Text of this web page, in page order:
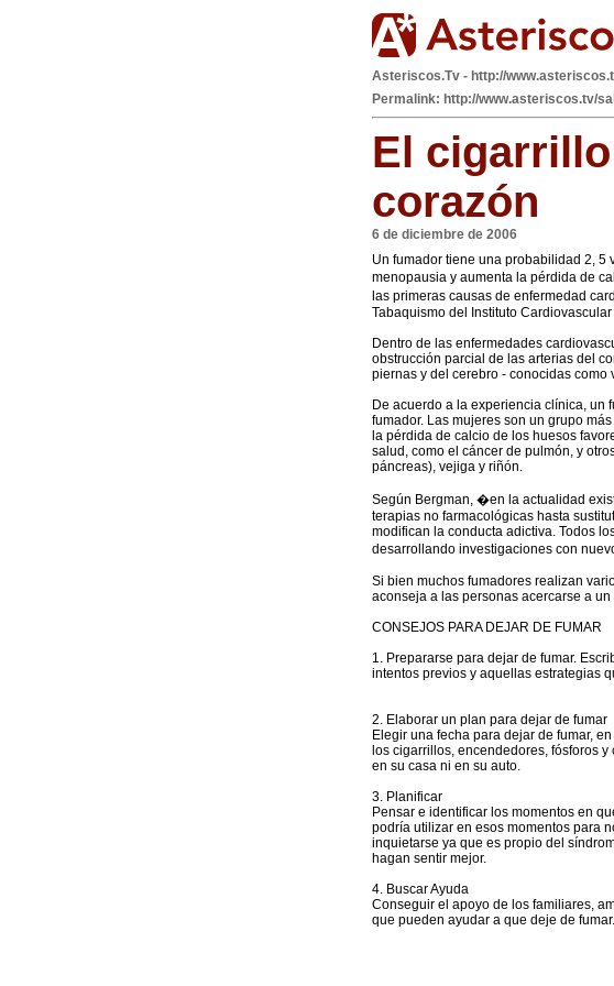
Asteriscos.Tv - http://
Permalink: http://www.asteriscos.tv/
El
corazón
6 de diciembre de 2006
Un fumador tiene una probabilidad 2, 5
menopausia y aumenta la pérdida de
las primeras causas de enfermedad
Tabaquismo del Instituto
Dentro de las enfermedades
obstrucción parcial de las arterias del
piernas y del cerebro - conocidas
De acuerdo a la experiencia clínica, un
fumador. Las mujeres son un grupo
la pérdida de calcio de los huesos
salud, como el cáncer de pulmón, y
páncreas), vejiga y riñón.
Según Bergman, �en la actualidad
terapias no farmacológicas hasta
modifican la conducta adictiva. Todos
desarrollando investigaciones con
Si bien muchos fumadores realizan
aconseja a las personas acercarse a
CONSEJOS PARA DEJAR DE FUMAR
1. Prepararse para dejar de fumar.
intentos previos y aquellas estrategias
2. Elaborar un plan para dejar de fumar
Elegir una fecha para dejar de fumar,
los cigarrillos, encendedores, fósforos
en su casa ni en su auto.
3. Planificar
Pensar e identificar los momentos en
podría utilizar en esos momentos para
inquietarse ya que es propio del
hagan sentir mejor.
4. Buscar Ayuda
Conseguir el apoyo de los familiares,
que pueden ayudar a que deje de fumar.